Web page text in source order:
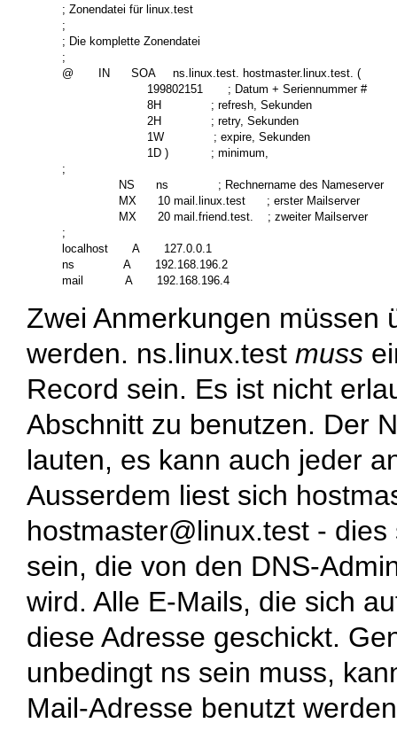
; Zonendatei für linux.test
;
; Die komplette Zonendatei
;
@       IN      SOA     ns.linux.test. hostmaster.linux.test. (
                        199802151       ; Datum + Seriennummer #
                        8H              ; refresh, Sekunden
                        2H              ; retry, Sekunden
                        1W              ; expire, Sekunden
                        1D )            ; minimum,
;
                NS      ns              ; Rechnername des Nameserver
                MX      10 mail.linux.test      ; erster Mailserver
                MX      20 mail.friend.test.    ; zweiter Mailserver
;
localhost       A       127.0.0.1
ns              A       192.168.196.2
Zwei Anmerkungen müssen
werden. ns.linux.test muss
Record sein. Es ist nicht
Abschnitt zu benutzen. Der
lauten, es kann auch jeder
Ausserdem liest sich
hostmaster@linux.test -
sein, die von den DNS-
wird. Alle E-Mails, die sich
diese Adresse geschickt.
unbedingt ns sein muss,
Mail-Adresse benutzt